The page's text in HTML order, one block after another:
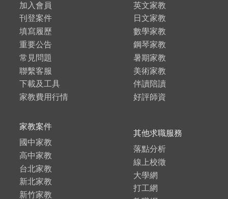
加入會員
刊登案件
填寫履歷
重要公告
常見問題
聯繫客服
下載及工具
家教費用行情
英文家教
日文家教
數學家教
鋼琴家教
暑期家教
美術家教
伴讀陪讀
好評師資
家教案件
國中家教
高中家教
台北家教
新北家教
新竹家教
其他求職服務
落點分析
線上校徵
大學網
打工網